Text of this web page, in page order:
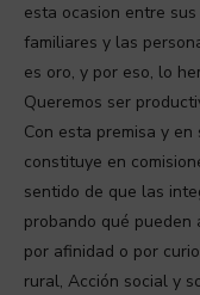
esta ocasion entre
familiares y las
es oro, y por eso, lo
Queremos ser
Con esta premisa y
constituye en
sentido de que las
probando qué pueden
por afinidad o por
rural, Acción social y